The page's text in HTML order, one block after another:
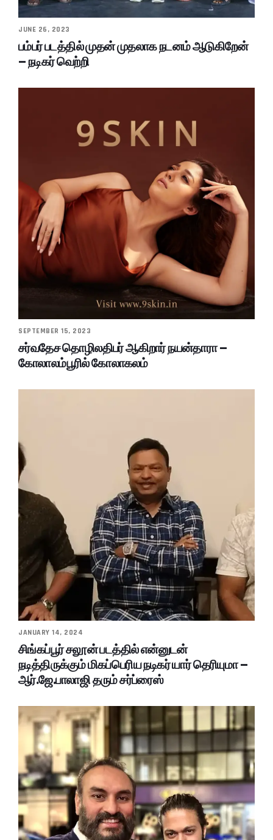
JUNE 26, 2023
பம்பர் படத்தில் முதன் முதலாக நடனம் ஆடுகிறேன்
– நடிகர் வெற்றி
SEPTEMBER 15, 2023
சர்வதேச தொழிலதிபர் ஆகிறார் நயன்தாரா –
கோலாலம்பூரில் கோலாகலம்
JANUARY 14, 2024
சிங்கப்பூர் சலூன் படத்தில் என்னுடன்
நடித்திருக்கும் மிகப்பெரிய நடிகர் யார் தெரியுமா –
ஆர்.ஜே.பாலாஜி தரும் சர்ப்ரைஸ்